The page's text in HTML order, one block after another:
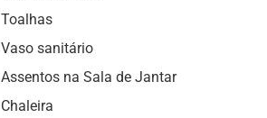
Toalhas
Vaso sanitário
Assentos na Sala de Jantar
Chaleira